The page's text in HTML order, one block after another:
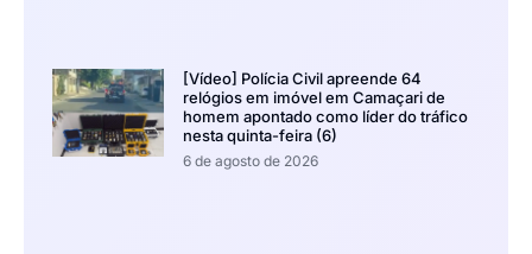
[Vídeo] Polícia Civil apreende 64
relógios em imóvel em Camaçari de
homem apontado como líder do tráfico
nesta quinta-feira (6)
6 de agosto de 2026